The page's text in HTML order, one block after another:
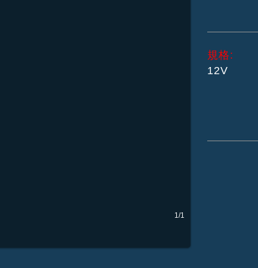
1/1
規格:
12V